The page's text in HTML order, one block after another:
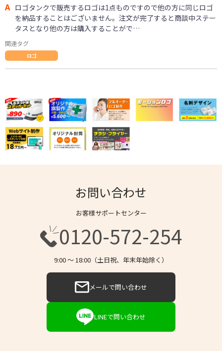
A ロゴタンクで販売するロゴは1点ものですので他の方に同じロゴ
を納品することはございません。注文が完了すると商談中ステー
タスとなり他の方は購入することがで…
関連タグ
ロゴ
お問い合わせ
お客様サポートセンター
0120-572-254
9:00 〜 18:00（土日祝、年末年始除く）
メールで問い合わせ
LINEで問い合わせ